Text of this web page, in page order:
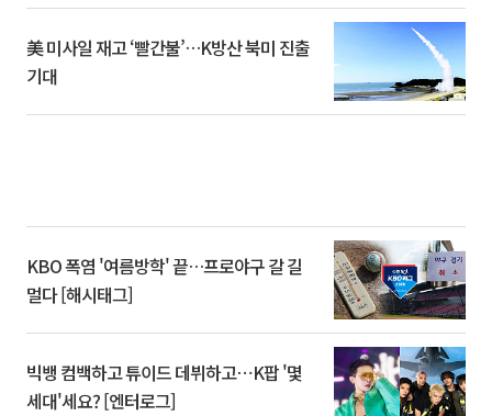
美 미사일 재고 ‘빨간불’…K방산 북미 진출
기대
KBO 폭염 '여름방학' 끝…프로야구 갈 길
멀다 [해시태그]
빅뱅 컴백하고 튜이드 데뷔하고⋯K팝 '몇
세대'세요? [엔터로그]